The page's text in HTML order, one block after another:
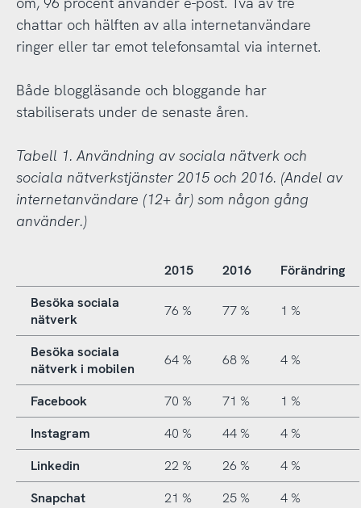
chattar och hälften av alla internetanvändare
ringer eller tar emot telefonsamtal via internet.
Både bloggläsande och bloggande har
stabiliserats under de senaste åren.
Tabell 1. Användning av sociala nätverk och
sociala nätverkstjänster 2015 och 2016. (Andel av
internetanvändare (12+ år) som någon gång
använder.)
2015 2016
Förändring
Besöka sociala
nätverk
76 % 77 % 1 %
Besöka sociala
nätverk i mobilen
64 % 68 % 4 %
Facebook 70 % 71 %
1 %
Instagram
40 % 44 %
4 %
Linkedin
22 % 26 %
4 %
Snapchat
21 % 25 %
4 %